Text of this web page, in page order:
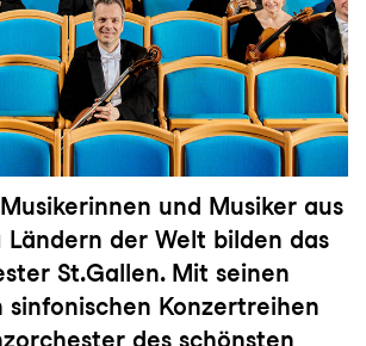
und Musiker aus
Ländern der Welt bilden das
St.Gallen. Mit seinen
Konzertreihen